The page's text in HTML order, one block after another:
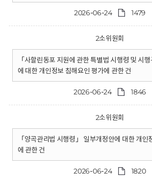
2026-06-24 1479
2소위원회
「사할린동포 지원에 관한 특별법 시행령 및 시
에 대한 개인정보 침해요인 평가에 관한 건
2026-06-24 1846
2소위원회
「양곡관리법 시행령」 일부개정안에 대한 개인
에 관한 건
2026-06-24 1820